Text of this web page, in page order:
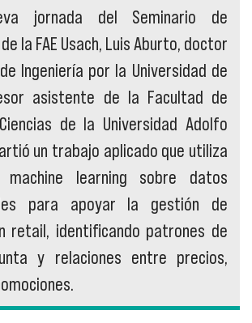
jornada del Seminario de
la FAE Usach, Luis Aburto, doctor
Ingeniería por la Universidad de
asistente de la Facultad de
de la Universidad Adolfo
un trabajo aplicado que utiliza
learning sobre datos
para apoyar la gestión de
retail, identificando patrones de
y relaciones entre precios,